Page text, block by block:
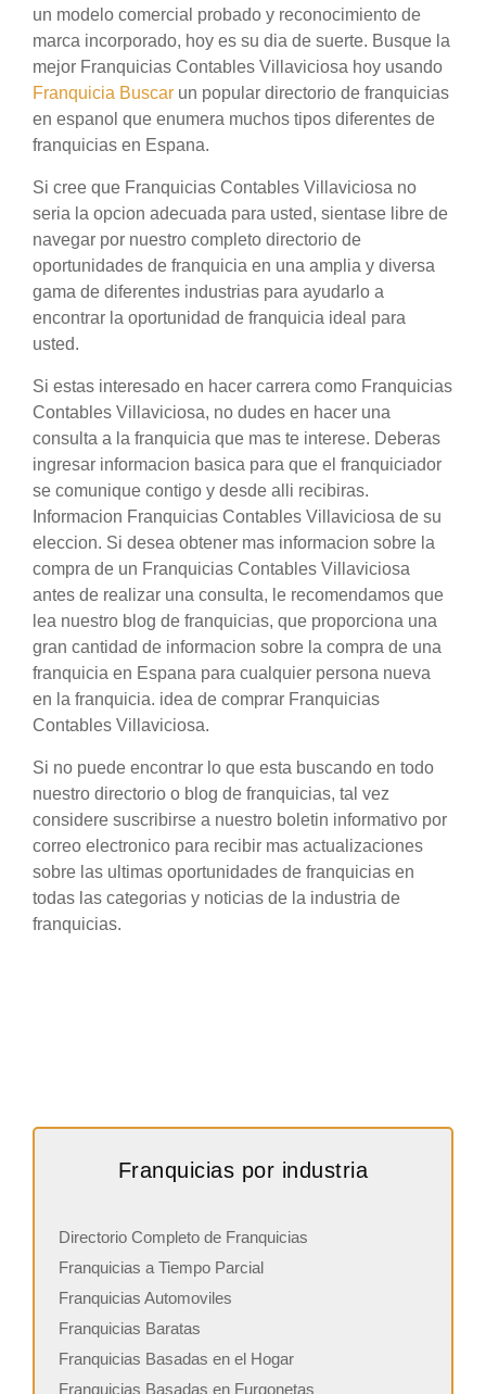
un modelo comercial probado y reconocimiento de
marca incorporado, hoy es su dia de suerte. Busque la
mejor Franquicias Contables Villaviciosa hoy usando
Franquicia Buscar un popular directorio de franquicias
en espanol que enumera muchos tipos diferentes de
franquicias en Espana.
Si cree que Franquicias Contables Villaviciosa no
seria la opcion adecuada para usted, sientase libre de
navegar por nuestro completo directorio de
oportunidades de franquicia en una amplia y diversa
gama de diferentes industrias para ayudarlo a
encontrar la oportunidad de franquicia ideal para
usted.
Si estas interesado en hacer carrera como Franquicias
Contables Villaviciosa, no dudes en hacer una
consulta a la franquicia que mas te interese. Deberas
ingresar informacion basica para que el franquiciador
se comunique contigo y desde alli recibiras.
Informacion Franquicias Contables Villaviciosa de su
eleccion. Si desea obtener mas informacion sobre la
compra de un Franquicias Contables Villaviciosa
antes de realizar una consulta, le recomendamos que
lea nuestro blog de franquicias, que proporciona una
gran cantidad de informacion sobre la compra de una
franquicia en Espana para cualquier persona nueva
en la franquicia. idea de comprar Franquicias
Contables Villaviciosa.
Si no puede encontrar lo que esta buscando en todo
nuestro directorio o blog de franquicias, tal vez
considere suscribirse a nuestro boletin informativo por
correo electronico para recibir mas actualizaciones
sobre las ultimas oportunidades de franquicias en
todas las categorias y noticias de la industria de
franquicias.
Franquicias por industria
Directorio Completo de Franquicias
Franquicias a Tiempo Parcial
Franquicias Automoviles
Franquicias Baratas
Franquicias Basadas en el Hogar
Franquicias Basadas en Furgonetas